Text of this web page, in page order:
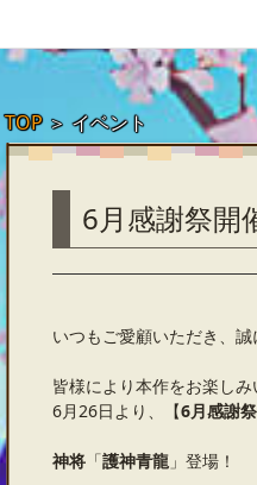
TOP＞ イベント
6月感謝祭開
いつもご愛顧いただき、
皆様により本作をお楽しみ
6月26日より、【6月感謝祭
神将 「護神青龍 」登場！